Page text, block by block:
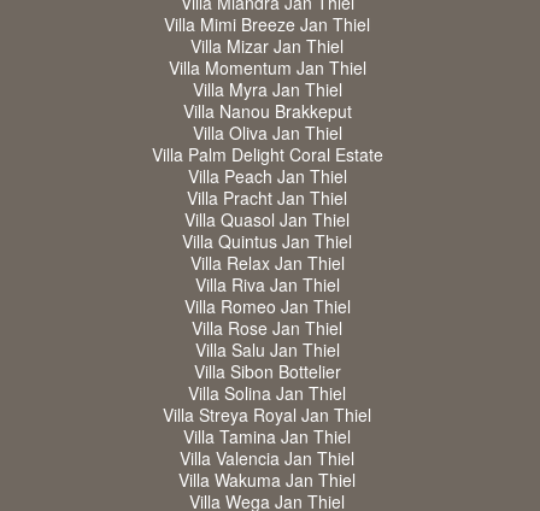
Villa Mimi Breeze Jan Thiel
Villa Mizar Jan Thiel
Villa Momentum Jan Thiel
Villa Myra Jan Thiel
Villa Nanou Brakkeput
Villa Oliva Jan Thiel
Villa Palm Delight Coral Estate
Villa Peach Jan Thiel
Villa Pracht Jan Thiel
Villa Quasol Jan Thiel
Villa Quintus Jan Thiel
Villa Relax Jan Thiel
Villa Riva Jan Thiel
Villa Romeo Jan Thiel
Villa Rose Jan Thiel
Villa Salu Jan Thiel
Villa Sibon Bottelier
Villa Solina Jan Thiel
Villa Streya Royal Jan Thiel
Villa Tamina Jan Thiel
Villa Valencia Jan Thiel
Villa Wakuma Jan Thiel
Villa Wega Jan Thiel